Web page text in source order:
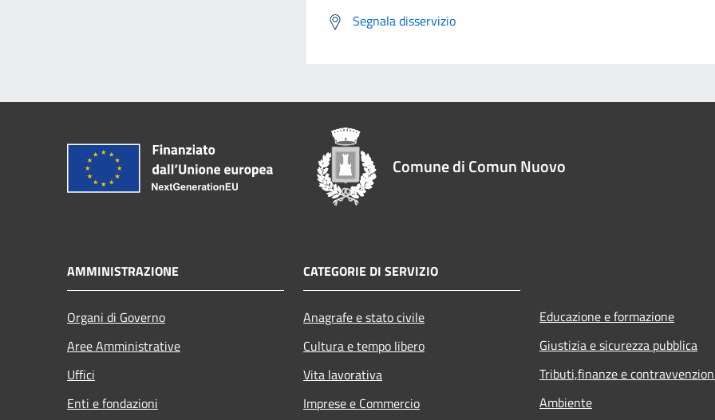
Segnala disservizio
Comune di Comun Nuovo
AMMINISTRAZIONE
Organi di Governo
Aree Amministrative
Uffici
Enti e fondazioni
CATEGORIE DI SERVIZIO
Anagrafe e stato civile
Cultura e tempo libero
Vita lavorativa
Imprese e Commercio
Educazione e formazione
Giustizia e sicurezza pubblica
Tributi,finanze e
Ambiente